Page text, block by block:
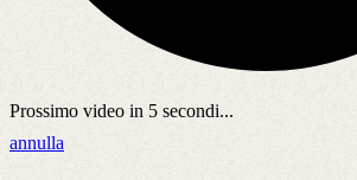
Prossimo video in 5 secondi...
annulla